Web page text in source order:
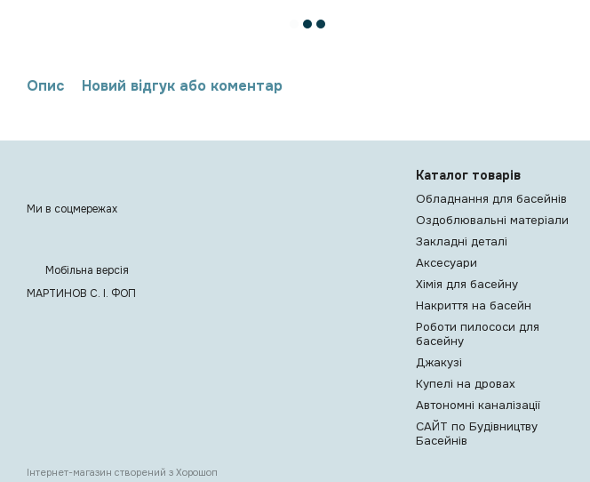
Опис Новий відгук або коментар
Ми в соцмережах
Мобільна версія
МАРТИНОВ С. I. ФОП
Інтернет-магазин створений з Хорошоп
Каталог товарів
Обладнання для басейнів
Оздоблювальні матеріали
Закладні деталі
Аксесуари
Хімія для басейну
Накриття на басейн
Роботи пилососи для
басейну
Джакузі
Купелі на дровах
Автономні каналізації
САЙТ по Будівництву
Басейнів